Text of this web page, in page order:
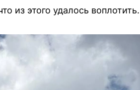
из этого удалось воплотить.